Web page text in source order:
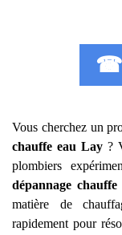
☎
Vous cherchez un
chauffe eau Lay ?
plombiers
dépannage chauffe
matière de
rapidement pour